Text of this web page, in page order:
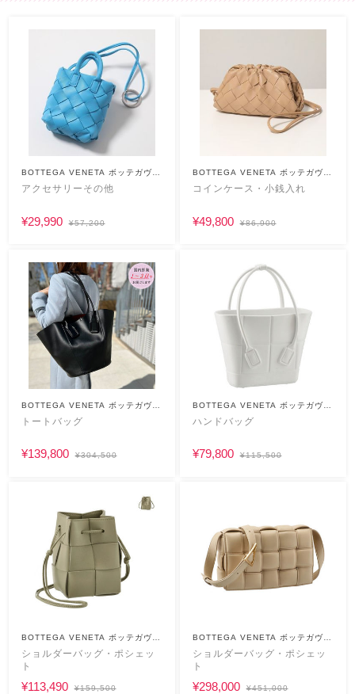
BOTTEGA VENETA ボッテガヴェ
ネタ
アクセサリーその他
¥29,990 ¥57,200
BOTTEGA VENETA ボッテガヴェ
ネタ
コインケース・小銭入れ
¥49,800 ¥86,900
BOTTEGA VENETA ボッテガヴェ
ネタ
トートバッグ
¥139,800 ¥304,500
BOTTEGA VENETA ボッテガヴェ
ネタ
ハンドバッグ
¥79,800 ¥115,500
BOTTEGA VENETA ボッテガヴェ
ネタ
ショルダーバッグ・ポシェッ
ト
¥113,490 ¥159,500
BOTTEGA VENETA ボッテガヴェ
ネタ
ショルダーバッグ・ポシェッ
ト
¥298,000 ¥451,000